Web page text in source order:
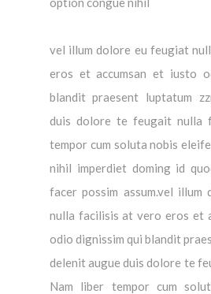
vel illum dolore eu feugiat
eros et accumsan et iusto
blandit praesent luptatum
duis dolore te feugait nulla
tempor cum soluta nobis
nihil imperdiet doming id
facer possim assum.vel
nulla facilisis at vero eros et
odio dignissim qui blandit
delenit augue duis dolore te
Nam liber tempor cum